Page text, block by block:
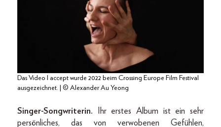
Das Video I accept wurde 2022 beim Crossing Europe Film Festival
ausgezeichnet. | © Alexander Au Yeong
Singer-Songwriterin. Ihr erstes Album ist ein sehr
persönliches, das von verwobenen Gefühlen,